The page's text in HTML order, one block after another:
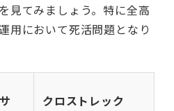
見てみましょう。特に全高
用において死活問題となり
クロストレック